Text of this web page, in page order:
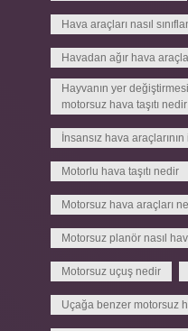
Hava araçları nasıl
Havadan ağır hava
Hayvanın yer
motorsuz hava taşıtı nedir
İnsansız hava
Motorlu hava taşıtı nedir
Motorsuz hava araçları
Motorsuz planör nasıl
Motorsuz uçuş nedir
Uçağa benzer motorsuz